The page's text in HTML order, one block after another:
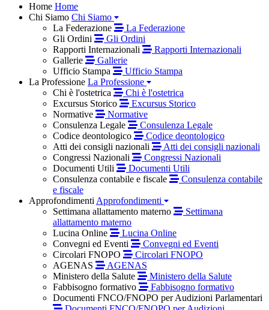
Home Home
Chi Siamo Chi Siamo
La Federazione
La Federazione
Gli Ordini
Gli Ordini
Rapporti Internazionali
Rapporti Internazionali
Gallerie
Gallerie
Ufficio Stampa
Ufficio Stampa
La Professione La Professione
Chi è l'ostetrica
Chi è l'ostetrica
Excursus Storico
Excursus Storico
Normative
Normative
Consulenza Legale
Consulenza Legale
Codice deontologico
Codice deontologico
Atti dei consigli nazionali
Atti dei consigli nazionali
Congressi Nazionali
Congressi Nazionali
Documenti Utili
Documenti Utili
Consulenza contabile e fiscale
Consulenza contabile
e fiscale
Approfondimenti Approfondimenti
Settimana allattamento materno
Settimana
allattamento materno
Lucina Online
Lucina Online
Convegni ed Eventi
Convegni ed Eventi
Circolari FNOPO
Circolari FNOPO
AGENAS
AGENAS
Ministero della Salute
Ministero della Salute
Fabbisogno formativo
Fabbisogno formativo
Documenti FNCO/FNOPO per Audizioni Parlamentari